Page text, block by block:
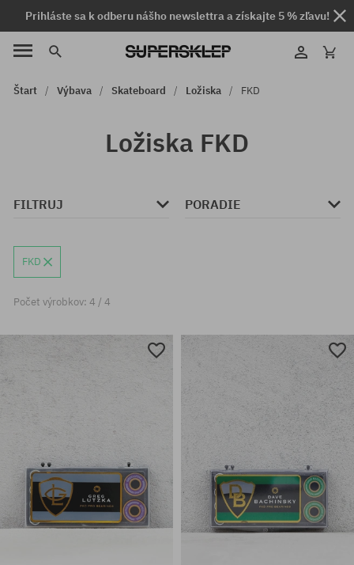
Prihláste sa k odberu nášho newslettra a získajte 5 % zľavu!
Štart Výbava Skateboard Ložiska FKD
Ložiska FKD
FILTRUJ PORADIE
FKD
Počet výrobkov: 4 / 4